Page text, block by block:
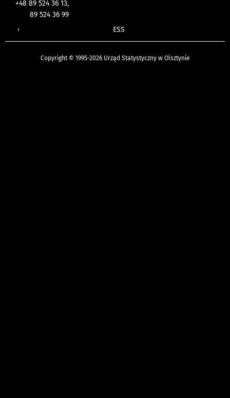
+48 89 524 36 13,
89 524 36 99
ESS
Copyright © 1995-2026 Urząd Statystyczny w Olsztynie